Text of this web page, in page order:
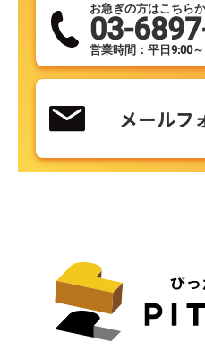
お急ぎの方はこちら
03-
営業時間：平日9:00
メールフ